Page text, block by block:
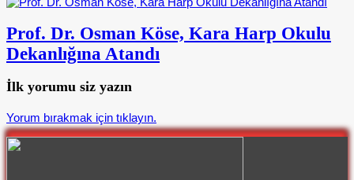
Prof. Dr. Osman Köse, Kara Harp Okulu
Dekanlığına Atandı
İlk yorumu siz yazın
Yorum bırakmak için tıklayın.